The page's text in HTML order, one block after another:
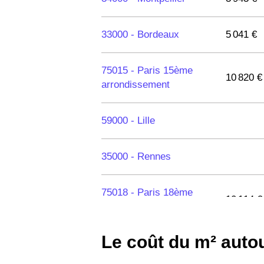
33000 - Bordeaux 5 041 €
75015 - Paris 15ème
arrondissement
10 820 €
59000 - Lille
35000 - Rennes
75018 - Paris 18ème
10 114 €
75020 -Paris 20ème
9 623 €
Le coût du m²